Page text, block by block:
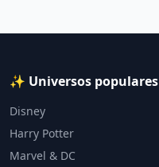
✨ Universos populares
Disney
Harry Potter
Marvel & DC